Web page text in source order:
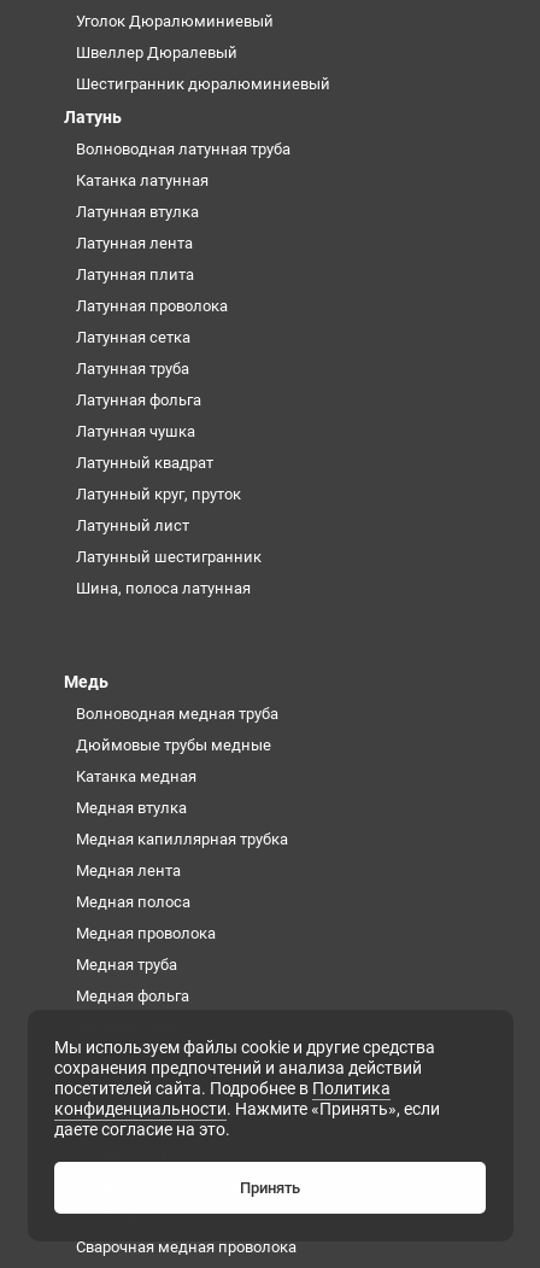
Уголок Дюралюминиевый
Швеллер Дюралевый
Шестигранник дюралюминиевый
Латунь
Волноводная латунная труба
Катанка латунная
Латунная втулка
Латунная лента
Латунная плита
Латунная проволока
Латунная сетка
Латунная труба
Латунная фольга
Латунная чушка
Латунный квадрат
Латунный круг, пруток
Латунный лист
Латунный шестигранник
Шина, полоса латунная
Медь
Волноводная медная труба
Дюймовые трубы медные
Катанка медная
Медная втулка
Медная капиллярная трубка
Медная лента
Медная полоса
Медная проволока
Медная труба
Медная фольга
Медный квадрат
Медный круг
Медный лист
Медный шестигранник
Плита медная
Сварочная медная проволока
Мы используем файлы cookie и другие средства
сохранения предпочтений и анализа действий
посетителей сайта. Подробнее в Политика
конфиденциальности. Нажмите «Принять», если
даете согласие на это.
Принять